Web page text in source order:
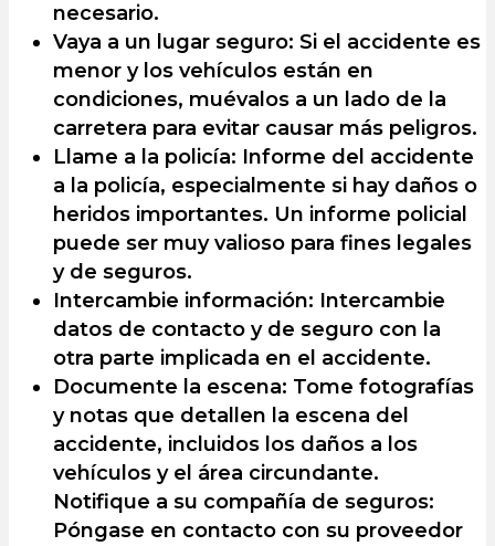
necesario.
Vaya a un lugar seguro: Si el accidente es
menor y los vehículos están en
condiciones, muévalos a un lado de la
carretera para evitar causar más peligros.
Llame a la policía: Informe del accidente
a la policía, especialmente si hay daños o
heridos importantes. Un informe policial
puede ser muy valioso para fines legales
y de seguros.
Intercambie información: Intercambie
datos de contacto y de seguro con la
otra parte implicada en el accidente.
Documente la escena: Tome fotografías
y notas que detallen la escena del
accidente, incluidos los daños a los
vehículos y el área circundante.
Notifique a su compañía de seguros:
Póngase en contacto con su proveedor